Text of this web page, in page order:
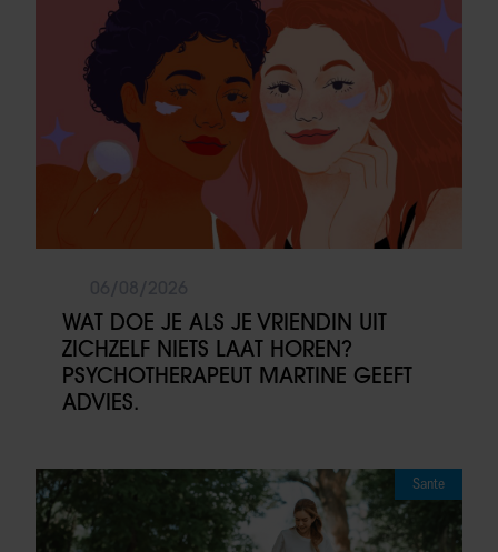
WAT DOE JE ALS JE VRIENDIN UIT
ZICHZELF NIETS LAAT HOREN?
PSYCHOTHERAPEUT MARTINE GEEFT
ADVIES.
Sante